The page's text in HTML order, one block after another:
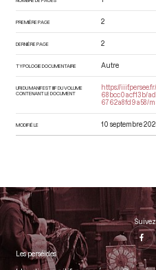
PREMIÈRE PAGE 2
DERNIÈRE PAGE 2
TYPOLOGIE DOCUMENTAIRE Autre
URI DU MANIFEST IIIF DU VOLUME
CONTENANT LE DOCUMENT
https://
68bcc0acf13b/
6762a8fd9a58/
MODIFIÉ LE 10 septembre
Les perséides